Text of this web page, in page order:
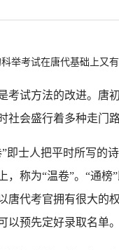
考试在唐代基础上又有
试方法的改进。唐初
社会盛行着多种走门
士人把平时所写的诗
，称为“温卷”。“通
唐代考官拥有很大的
以预先定好录取名单。